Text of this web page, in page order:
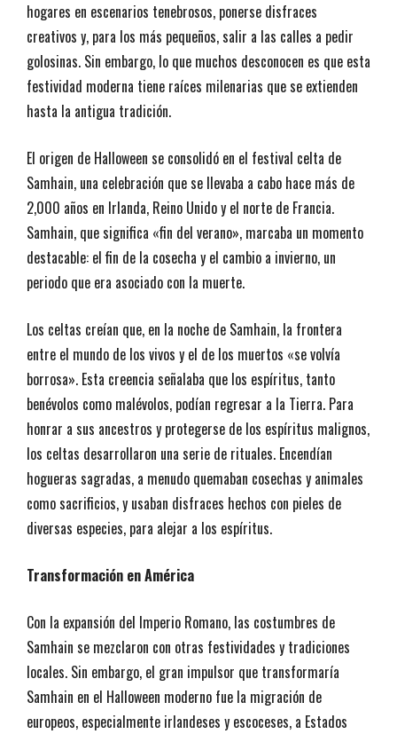
hogares en escenarios tenebrosos, ponerse disfraces
creativos y, para los más pequeños, salir a las calles a pedir
golosinas. Sin embargo, lo que muchos desconocen es que esta
festividad moderna tiene raíces milenarias que se extienden
hasta la antigua tradición.
El origen de Halloween se consolidó en el festival celta de
Samhain, una celebración que se llevaba a cabo hace más de
2,000 años en Irlanda, Reino Unido y el norte de Francia.
Samhain, que significa «fin del verano», marcaba un momento
destacable: el fin de la cosecha y el cambio a invierno, un
periodo que era asociado con la muerte.
Los celtas creían que, en la noche de Samhain, la frontera
entre el mundo de los vivos y el de los muertos «se volvía
borrosa». Esta creencia señalaba que los espíritus, tanto
benévolos como malévolos, podían regresar a la Tierra. Para
honrar a sus ancestros y protegerse de los espíritus malignos,
los celtas desarrollaron una serie de rituales. Encendían
hogueras sagradas, a menudo quemaban cosechas y animales
como sacrificios, y usaban disfraces hechos con pieles de
diversas especies, para alejar a los espíritus.
Transformación en América
Con la expansión del Imperio Romano, las costumbres de
Samhain se mezclaron con otras festividades y tradiciones
locales. Sin embargo, el gran impulsor que transformaría
Samhain en el Halloween moderno fue la migración de
europeos, especialmente irlandeses y escoceses, a Estados